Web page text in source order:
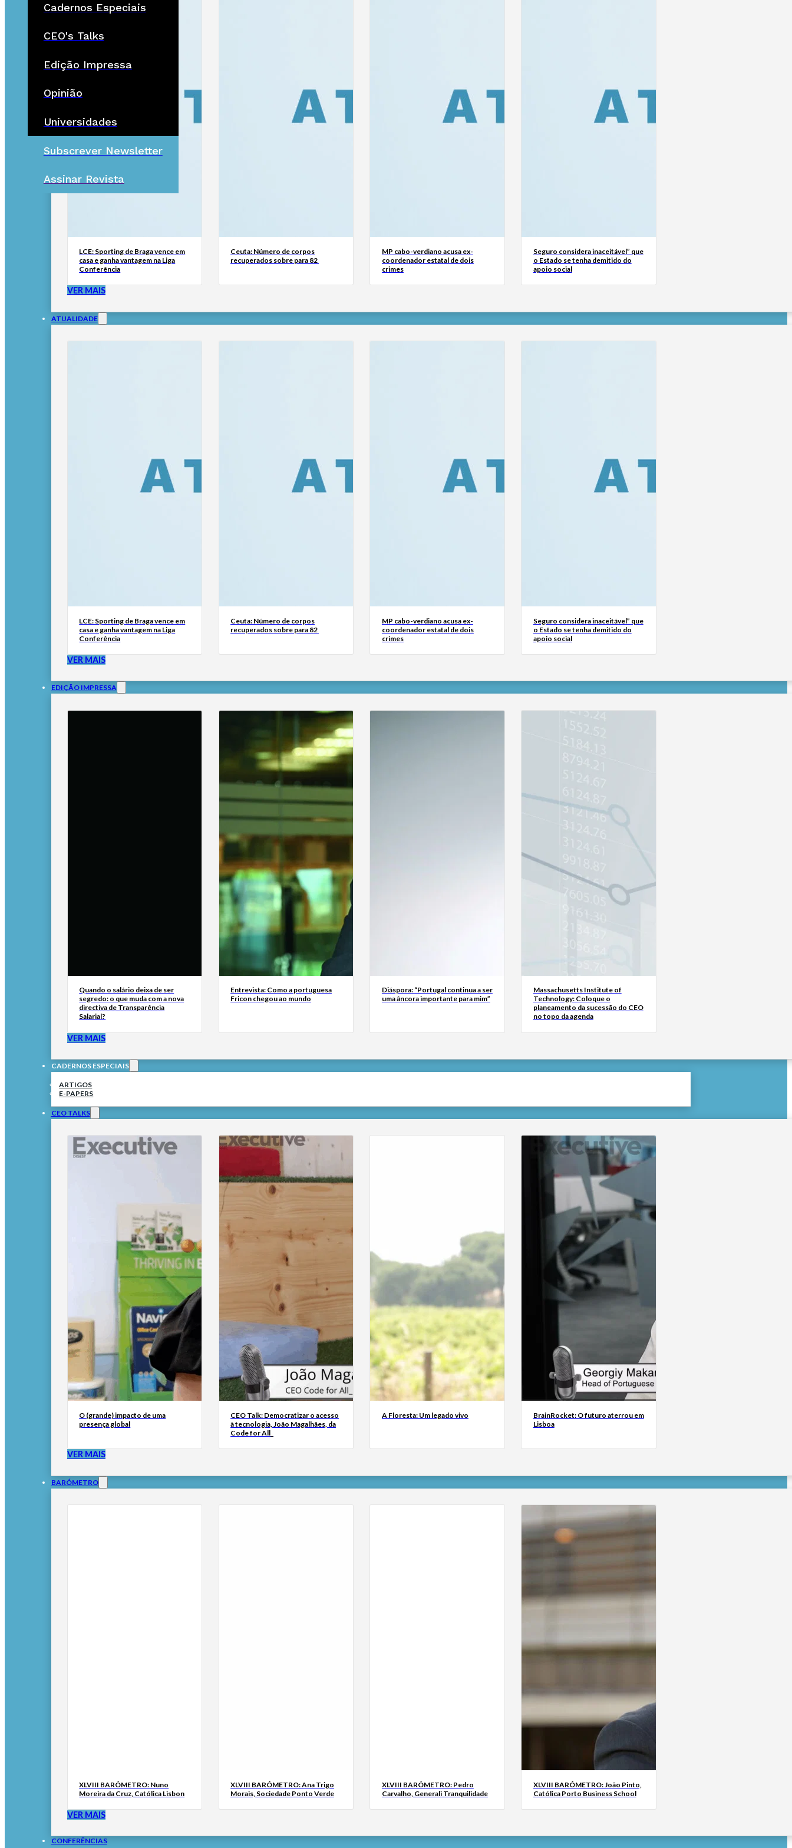
Cadernos Especiais
CEO's Talks
Edição Impressa
Opinião
Universidades
Subscrever Newsletter
Assinar Revista
LCE: Sporting de Braga vence em
casa e ganha vantagem na Liga
Conferência
Ceuta: Número de corpos
recuperados sobre para 82
MP cabo-verdiano acusa ex-
coordenador estatal de dois
crimes
Seguro considera inaceitável” que
o Estado se tenha demitido do
apoio social
VER MAIS
ATUALIDADE
LCE: Sporting de Braga vence em
casa e ganha vantagem na Liga
Conferência
Ceuta: Número de corpos
recuperados sobre para 82
MP cabo-verdiano acusa ex-
coordenador estatal de dois
crimes
Seguro considera inaceitável” que
o Estado se tenha demitido do
apoio social
VER MAIS
EDIÇÃO IMPRESSA
Quando o salário deixa de ser
segredo: o que muda com a nova
directiva de Transparência
Salarial?
Entrevista: Como a portuguesa
Fricon chegou ao mundo
Diáspora: “Portugal continua a ser
uma âncora importante para mim”
Massachusetts Institute of
Technology: Coloque o
planeamento da sucessão do CEO
no topo da agenda
VER MAIS
CADERNOS ESPECIAIS
ARTIGOS
E-PAPERS
CEO TALKS
O (grande) impacto de uma
presença global
CEO Talk: Democratizar o acesso
à tecnologia, João Magalhães, da
Code for All_
A Floresta: Um legado vivo
BrainRocket: O futuro aterrou em
Lisboa
VER MAIS
BARÓMETRO
XLVIII BARÓMETRO: Nuno
Moreira da Cruz, Católica Lisbon
XLVIII BARÓMETRO: Ana Trigo
Morais, Sociedade Ponto Verde
XLVIII BARÓMETRO: Pedro
Carvalho, Generali Tranquilidade
XLVIII BARÓMETRO: João Pinto,
Católica Porto Business School
VER MAIS
CONFERÊNCIAS